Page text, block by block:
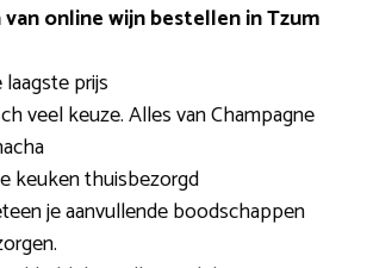
online wijn bestellen in Tzum
prijs
veel keuze. Alles van Champagne
keuken thuisbezorgd
je aanvullende boodschappen